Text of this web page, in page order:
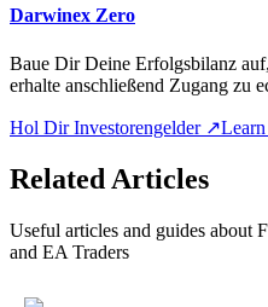
Darwinex Zero
Baue Dir Deine Erfolgsbilanz
erhalte anschließend Zugang zu
Hol Dir Investorengelder ↗
Related Articles
Useful articles and guides about
and EA Traders